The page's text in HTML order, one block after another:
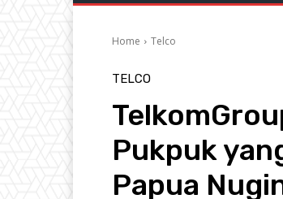
Home Telco
TELCO
Pukpuk
Papua